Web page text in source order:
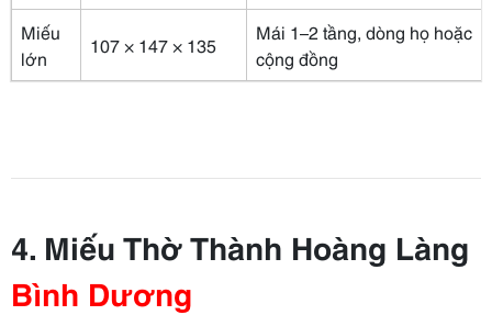
Miếu
lớn
107 × 147 × 135
Mái 1–2 tầng, dòng họ hoặc
cộng đồng
4. Miếu Thờ Thành Hoàng Làng
Bình Dương